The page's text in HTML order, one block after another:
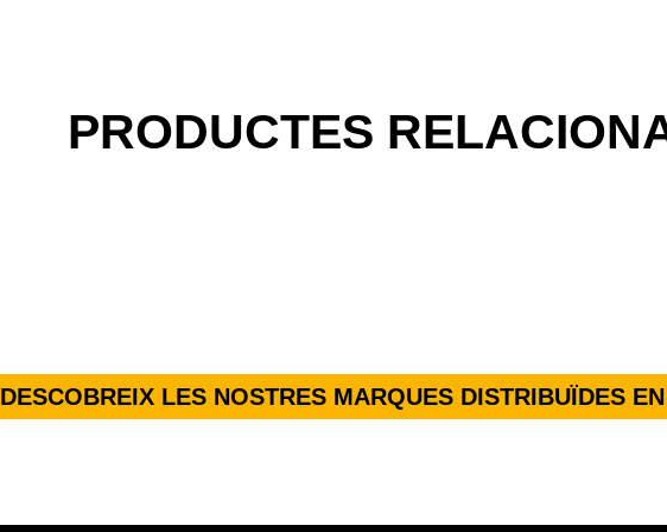
PRODUCTES
DESCOBREIX LES NOSTRES MARQUES DISTRIBUÏDES